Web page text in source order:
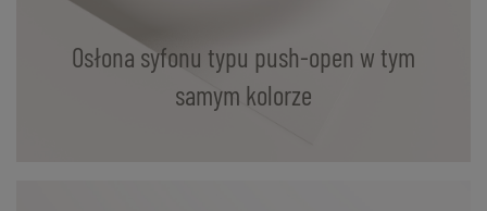
Osłona syfonu typu push-open w tym
samym kolorze